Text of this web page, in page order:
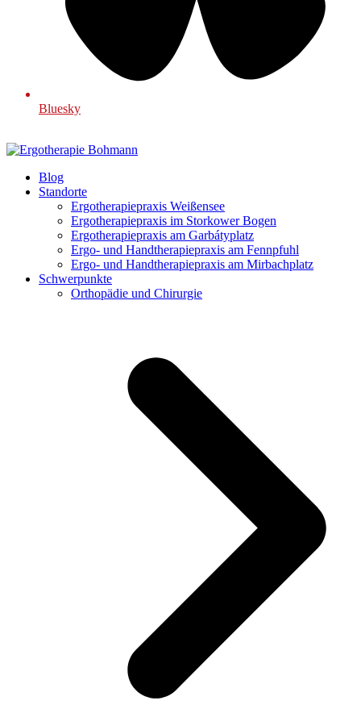
Bluesky
Blog
Standorte
Ergotherapiepraxis Weißensee
Ergotherapiepraxis im Storkower Bogen
Ergotherapiepraxis am Garbátyplatz
Ergo- und Handtherapiepraxis am Fennpfuhl
Ergo- und Handtherapiepraxis am Mirbachplatz
Schwerpunkte
Orthopädie und Chirurgie